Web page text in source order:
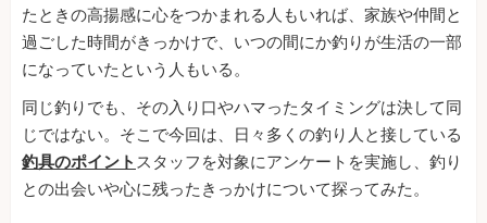
たときの高揚感に心をつかまれる人もいれば、家族や仲間と
過ごした時間がきっかけで、いつの間にか釣りが生活の一部
になっていたという人もいる。
同じ釣りでも、その入り口やハマったタイミングは決して同
じではない。そこで今回は、日々多くの釣り人と接している
釣具のポイント スタッフを対象にアンケートを実施し、釣り
との出会いや心に残ったきっかけについて探ってみた。